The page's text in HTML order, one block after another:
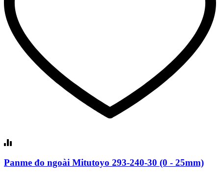
Panme đo ngoài Mitutoyo 293-240-30 (0 - 25mm)